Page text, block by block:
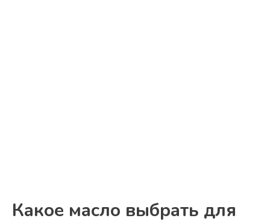
Какое масло выбрать для